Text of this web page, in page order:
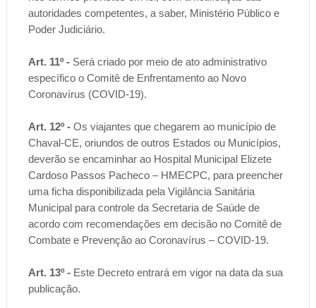
autoridades competentes, a saber, Ministério Público e
Poder Judiciário.
Art. 11º -Será criado por meio de ato administrativo
específico o Comitê de Enfrentamento ao Novo
Coronavírus (COVID-19).
Art. 12º -Os viajantes que chegarem ao município de
Chaval-CE, oriundos de outros Estados ou Municípios,
deverão se encaminhar ao Hospital Municipal Elizete
Cardoso Passos Pacheco – HMECPC, para preencher
uma ficha disponibilizada pela Vigilância Sanitária
Municipal para controle da Secretaria de Saúde de
acordo com recomendações em decisão no Comitê de
Combate e Prevenção ao Coronavírus – COVID-19.
Art. 13º - Este Decreto entrará em vigor na data da sua
publicação.